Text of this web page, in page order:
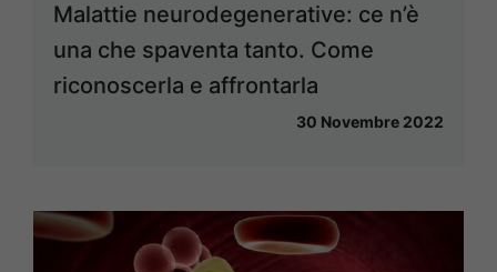
Malattie neurodegenerative: ce n’è
una che spaventa tanto. Come
riconoscerla e affrontarla
30 Novembre 2022